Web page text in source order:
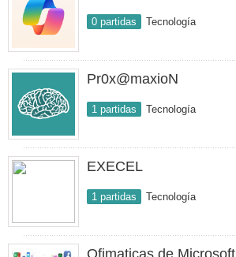
0 partidas Tecnología
Pr0x@maxioN
1 partidas Tecnología
EXECEL
1 partidas Tecnología
Ofimaticas de Microsoft